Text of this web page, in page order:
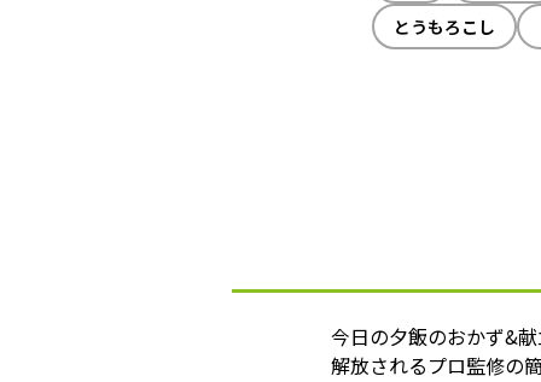
とうもろこし
今日の夕飯のおかず&
解放されるプロ監修の